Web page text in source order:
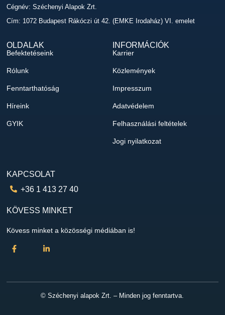
Cégnév: Széchenyi Alapok Zrt.
Cím: 1072 Budapest Rákóczi út 42. (EMKE Irodaház) VI. emelet
OLDALAK
Befektetéseink
Rólunk
Fenntarthatóság
Híreink
GYIK
INFORMÁCIÓK
Karrier
Közlemények
Impresszum
Adatvédelem
Felhasználási feltételek
Jogi nyilatkozat
KAPCSOLAT
+36 1 413 27 40
KÖVESS MINKET
Kövess minket a közösségi médiában is!
© Széchenyi alapok Zrt. – Minden jog fenntartva.